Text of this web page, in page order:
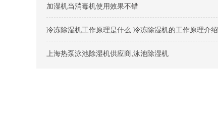
加湿机当消毒机使用效果不错
冷冻除湿机工作原理是什么 冷冻除湿机的工作原理介绍
上海热泵泳池除湿机供应商,泳池除湿机